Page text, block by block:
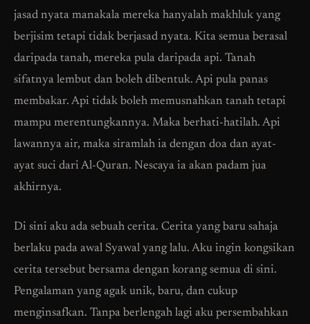
jasad nyata manakala mereka hanyalah makhluk yang
berjisim tetapi tidak berjasad nyata. Kita semua berasal
daripada tanah, mereka pula daripada api. Tanah
sifatnya lembut dan boleh dibentuk. Api pula panas
membakar. Api tidak boleh memusnahkan tanah tetapi
mampu merentungkannya. Maka berhati-hatilah. Api
lawannya air, maka siramlah ia dengan doa dan ayat-
ayat suci dari Al-Quran. Nescaya ia akan padam jua
akhirnya.
Di sini aku ada sebuah cerita. Cerita yang baru sahaja
berlaku pada awal Syawal yang lalu. Aku ingin kongsikan
cerita tersebut bersama dengan korang semua di sini.
Pengalaman yang agak unik, baru, dan cukup
menginsafkan. Tanpa berlengah lagi aku persembahkan